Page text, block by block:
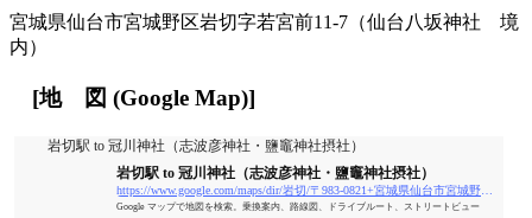
宮城県仙台市宮城野区岩切字若宮前11-7（仙台八坂神社 境
内）
[地 図 (Google Map)]
岩切駅 to 冠川神社（志波彦神社・鹽竈神社摂社）
岩切駅 to 冠川神社（志波彦神社・鹽竈神社摂社）
Google マップで地図を検索。乗換案内、路線図、ドライブルート、ストリートビュー